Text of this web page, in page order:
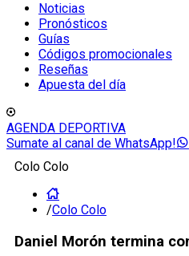
Noticias
Pronósticos
Guías
Códigos promocionales
Reseñas
Apuesta del día
AGENDA DEPORTIVA
Sumate al canal de WhatsApp!
Colo Colo
/Colo Colo
Daniel Morón termina